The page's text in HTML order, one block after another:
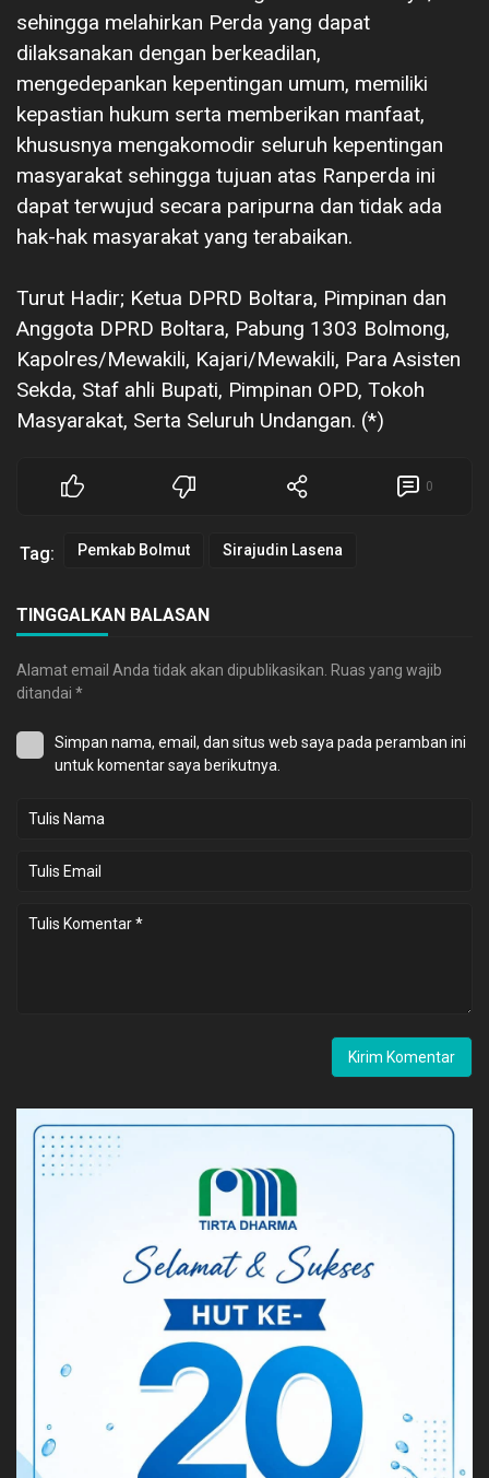
sehingga melahirkan Perda yang dapat
dilaksanakan dengan berkeadilan,
mengedepankan kepentingan umum, memiliki
kepastian hukum serta memberikan manfaat,
khususnya mengakomodir seluruh kepentingan
masyarakat sehingga tujuan atas Ranperda ini
dapat terwujud secara paripurna dan tidak ada
hak-hak masyarakat yang terabaikan.
‎Turut Hadir; Ketua DPRD Boltara, Pimpinan dan
Anggota DPRD Boltara, Pabung 1303 Bolmong,
Kapolres/Mewakili, Kajari/Mewakili, Para Asisten
Sekda, Staf ahli Bupati, Pimpinan OPD, Tokoh
Masyarakat, Serta Seluruh Undangan. (*)
0
Tag: Pemkab Bolmut Sirajudin Lasena
TINGGALKAN BALASAN
Alamat email Anda tidak akan dipublikasikan. Ruas yang wajib
ditandai *
Simpan nama, email, dan situs web saya pada peramban ini
untuk komentar saya berikutnya.